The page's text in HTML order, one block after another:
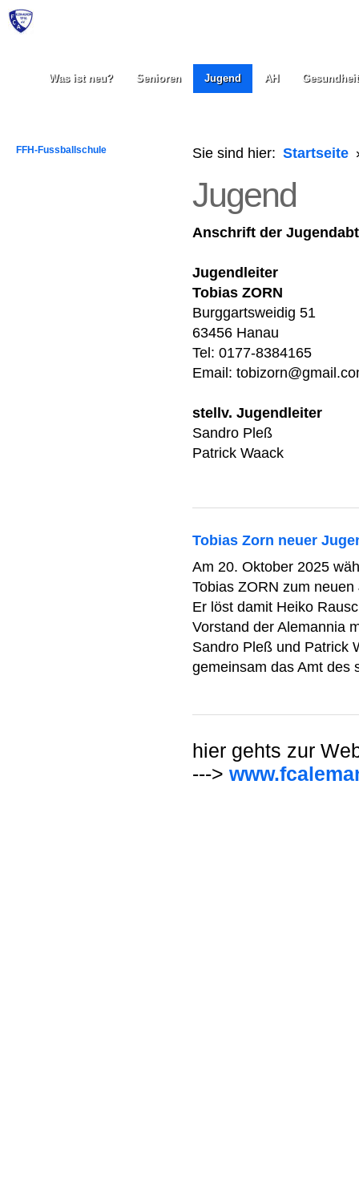
Was ist neu? Senioren Jugend AH
FFH-Fussballschule Sie sind hier: Startseite
Jugend
Anschrift der
Jugendleiter
Tobias ZORN
Burggartsweidig 51
63456 Hanau
Tel: 0177-8384165
Email:
stellv. Jugendleiter
Sandro Pleß
Patrick Waack
Tobias Zorn neuer
Am 20. Oktober 2025
Tobias ZORN zum neuen
Er löst damit Heiko
Vorstand der Alemannia
Sandro Pleß und Patrick
gemeinsam das Amt des
hier gehts zur
--->